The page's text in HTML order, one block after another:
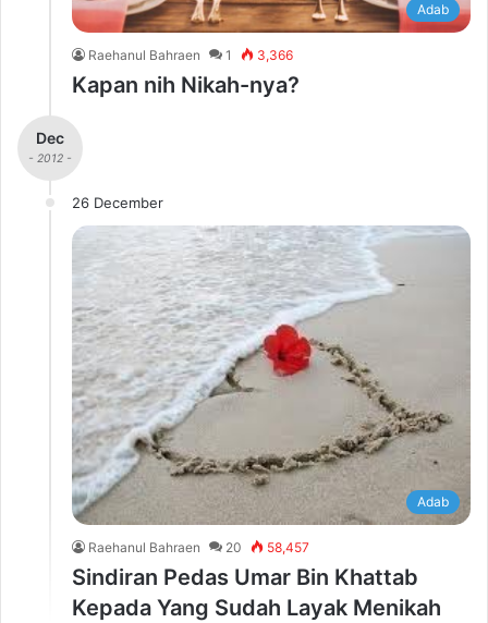
Adab
Raehanul Bahraen 1 3,366
Kapan nih Nikah-nya?
Dec
- 2012 -
26 December
Adab
Raehanul Bahraen 20 58,457
Sindiran Pedas Umar Bin Khattab
Kepada Yang Sudah Layak Menikah